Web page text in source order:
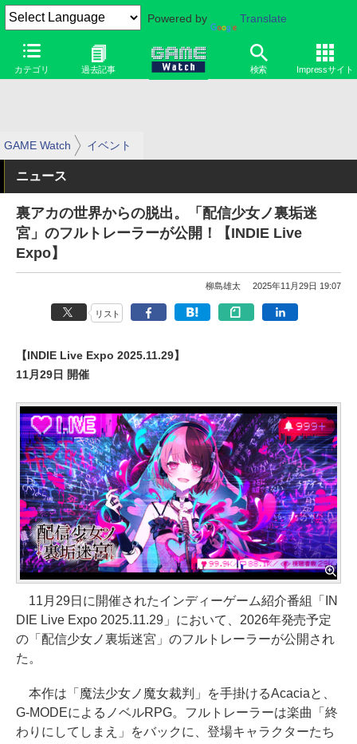
Powered by Translate
カテゴリ 過去記事 検索 Impressサイト
GAME Watch イベント
ニュース
裏アカの世界からの脱出。「配信少女ノ裏垢迷
宮」のフルトレーラーが公開！【INDIE Live
Expo】
柳島雄太 2025年11月29日 19:07
リスト
【INDIE Live Expo 2025.11.29】
11月29日 開催
11月29日に開催されたインディーゲーム紹介番組「IN
DIE Live Expo 2025.11.29」において、2026年発売予定
の「配信少女ノ裏垢迷宮」のフルトレーラーが公開され
た。
本作は「魔法少女ノ魔女裁判」を手掛けるAcaciaと、
G-MODEによるノベルRPG。フルトレーラーは楽曲「終
わりにしてしまえ」をバックに、登場キャラクターたち